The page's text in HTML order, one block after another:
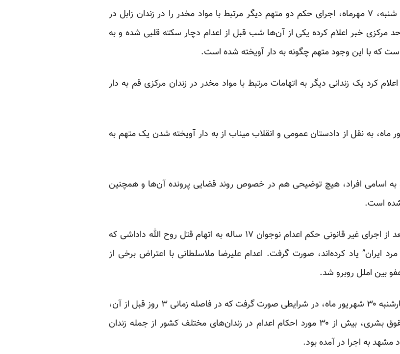
قبل از آن نیز صدا و سیمای دولتی روز پنج شنبه، ۷ مهرماه، اجرای حکم دو متهم دیگر مرتبط با مواد مخدر را در زندان زابل در
مرکزی خبر اعلام کرده یکی از آن‌ها شب قبل از اعدام دچار سکته قلبی شده و به
که با این وجود متهم چگونه به دار آویخته شده است.
کرد یک زندانی دیگر به اتهامات مرتبط با مواد مخدر در زندان مرکزی قم به دار
نیز خبرگزاری فارس در ۳۰ شهریور ماه، به نقل از دادستان عمومی و انقلاب میناب از به دار آویخته شدن یک متهم به
به اسامی افراد، هیچ توضیحی هم در خصوص روند قضایی پرونده آن‌ها و همچنین
است.
اعلام رسمی اعدام این ۱۳ نفر تنها ده روز بعد از اجرای غیر قانونی حکم اعدام نوجوان ۱۷ ساله به اتهام قتل روح الله داداشی که
ایران” یاد کرده‌اند، صورت گرفت. اعدام علیرضا ملاسلطانی با اعتراض برخی از
بین املل روبرو شد.
اجرای حکم این نوجوان ۱۷ ساله، در روز چهارشنبه ۳۰ شهریور ماه، در شرایطی صورت گرفت که در فاصله زمانی ۳ روز قبل از آن،
بر اساس گزارش‌های رسانه‌های دولتی و حقوق بشری، بیش از ۳۰ مورد احکام اعدام در زندان‌های مختلف کشور از جمله زندان
مشهد به اجرا در آمده بود.